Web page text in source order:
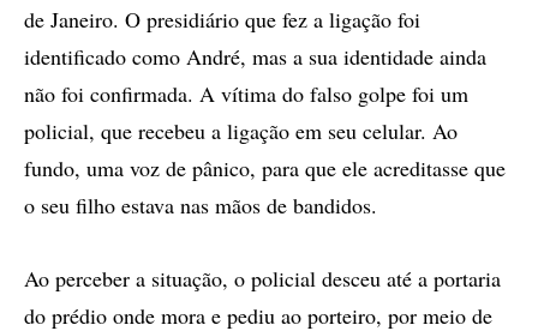
de Janeiro. O presidiário que fez a ligação foi
identificado como André, mas a sua identidade ainda
não foi confirmada. A vítima do falso golpe foi um
policial, que recebeu a ligação em seu celular. Ao
fundo, uma voz de pânico, para que ele acreditasse que
o seu filho estava nas mãos de bandidos.
Ao perceber a situação, o policial desceu até a portaria
do prédio onde mora e pediu ao porteiro, por meio de